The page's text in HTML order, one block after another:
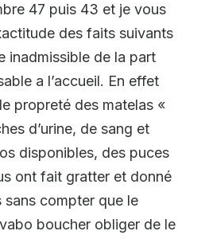
47 puis 43 et je vous
des faits suivants
inadmissible de la part
a l’accueil. En effet
propreté des matelas «
d’urine, de sang et
disponibles, des puces
ont fait gratter et donné
sans compter que le
boucher obliger de le